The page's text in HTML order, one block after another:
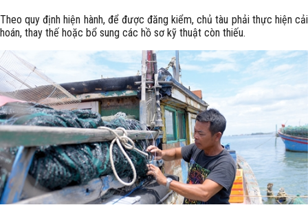
Theo quy định hiện hành, để được đăng kiểm, chủ tàu phải thực hiện cải
hoán, thay thế hoặc bổ sung các hồ sơ kỹ thuật còn thiếu.